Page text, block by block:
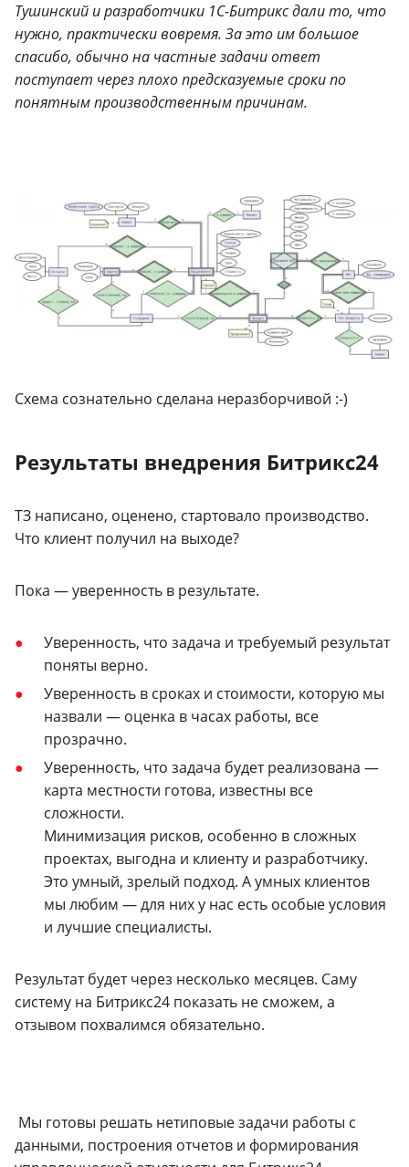
Тушинский и разработчики 1С-Битрикс дали то, что
нужно, практически вовремя. За это им большое
спасибо, обычно на частные задачи ответ
поступает через плохо предсказуемые сроки по
понятным производственным причинам.
Схема сознательно сделана неразборчивой :-)
Результаты внедрения Битрикс24
ТЗ написано, оценено, стартовало производство.
Что клиент получил на выходе?
Пока — уверенность в результате.
Уверенность, что задача и требуемый результат
поняты верно.
Уверенность в сроках и стоимости, которую мы
назвали — оценка в часах работы, все
прозрачно.
Уверенность, что задача будет реализована —
карта местности готова, известны все
сложности.
Минимизация рисков, особенно в сложных
проектах, выгодна и клиенту и разработчику.
Это умный, зрелый подход. А умных клиентов
мы любим — для них у нас есть особые условия
и лучшие специалисты.
Результат будет через несколько месяцев. Саму
систему на Битрикс24 показать не сможем, а
отзывом похвалимся обязательно.
Мы готовы решать нетиповые задачи работы с
данными, построения отчетов и формирования